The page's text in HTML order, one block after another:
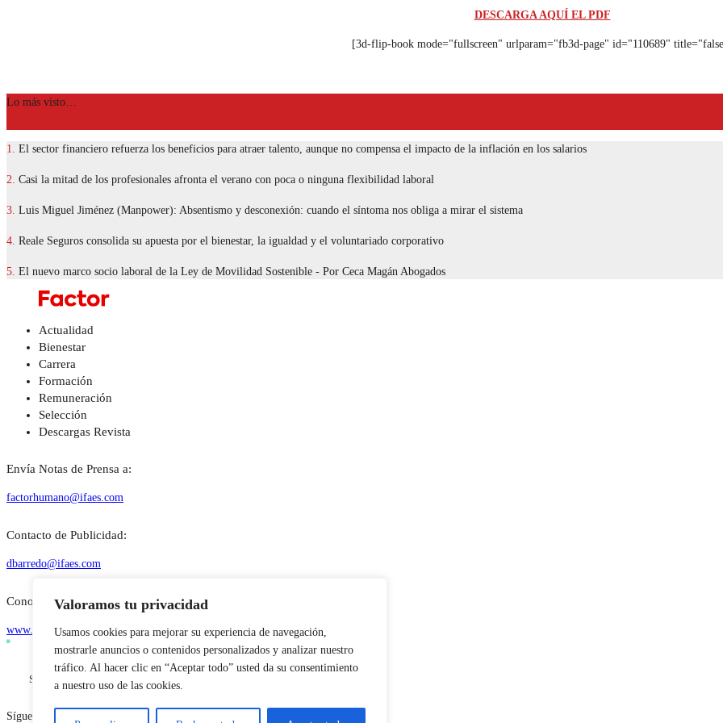
Valoramos tu privacidad
Usamos cookies para mejorar su experiencia de navegación,
mostrarle anuncios o contenidos personalizados y analizar nuestro
tráfico. Al hacer clic en “Aceptar todo” usted da su consentimiento
a nuestro uso de las cookies.
DESCARGA AQUÍ EL PDF
[3d-flip-book mode="fullscreen" urlparam="fb3d-page" id="110689"
Lo más visto…
1. El sector financiero refuerza los beneficios para atraer talento, aunque no compensa el impacto de la inflación en los salarios
2. Casi la mitad de los profesionales afronta el verano con poca o ninguna flexibilidad laboral
3. Luis Miguel Jiménez (Manpower): Absentismo y desconexión: cuando el síntoma nos obliga a mirar el sistema
4. Reale Seguros consolida su apuesta por el bienestar, la igualdad y el voluntariado corporativo
5. El nuevo marco socio laboral de la Ley de Movilidad Sostenible - Por Ceca Magán Abogados
Actualidad
Bienestar
Carrera
Formación
Remuneración
Selección
Descargas Revista
Envía Notas de Prensa a:
factorhumano@ifaes.com
Contacto de Publicidad:
dbarredo@ifaes.com
Conoce quienes somos:
www.ifaes.com
Suscríbete a la newsletter
Síguenos